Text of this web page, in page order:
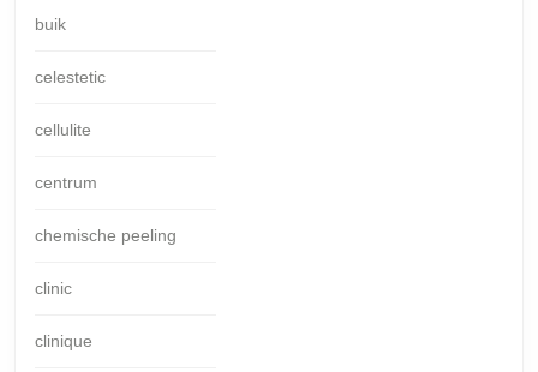
buik
celestetic
cellulite
centrum
chemische peeling
clinic
clinique